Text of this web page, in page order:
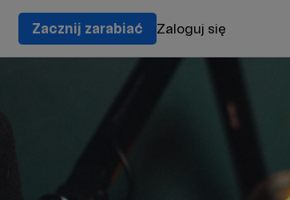
Zacznij zarabiać Zaloguj się